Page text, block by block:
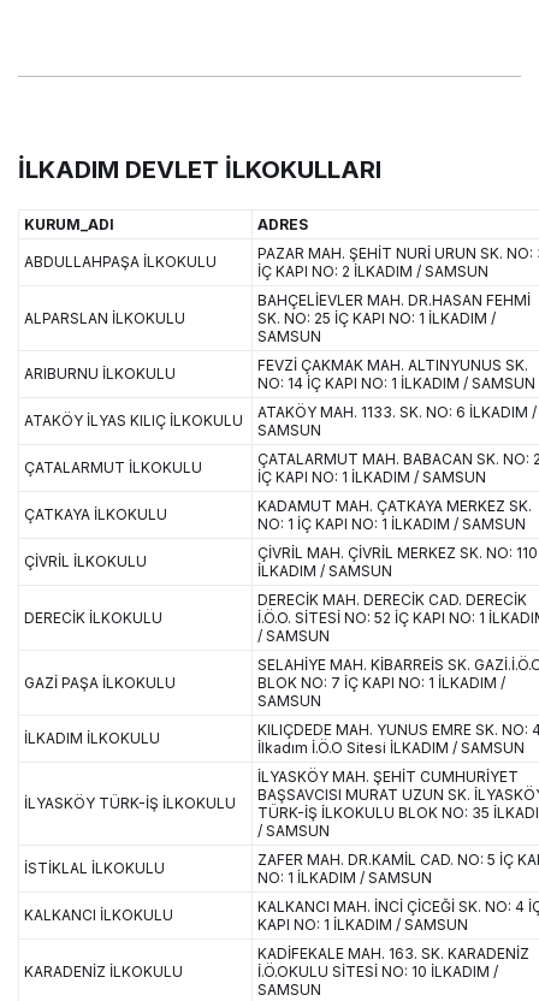
İLKADIM DEVLET İLKOKULLARI
KURUM_ADI ADRES
ABDULLAHPAŞA İLKOKULU
PAZAR MAH. ŞEHİT NURİ URUN SK. NO:
İÇ KAPI NO: 2 İLKADIM / SAMSUN
ALPARSLAN İLKOKULU
BAHÇELİEVLER MAH. DR.HASAN FEHMİ
SK. NO: 25 İÇ KAPI NO: 1 İLKADIM /
SAMSUN
ARIBURNU İLKOKULU
FEVZİ ÇAKMAK MAH. ALTINYUNUS SK.
NO: 14 İÇ KAPI NO: 1 İLKADIM / SAMSUN
ATAKÖY İLYAS KILIÇ İLKOKULU
ATAKÖY MAH. 1133. SK. NO: 6 İLKADIM /
SAMSUN
ÇATALARMUT İLKOKULU
ÇATALARMUT MAH. BABACAN SK. NO:
İÇ KAPI NO: 1 İLKADIM / SAMSUN
ÇATKAYA İLKOKULU
KADAMUT MAH. ÇATKAYA MERKEZ SK.
NO: 1 İÇ KAPI NO: 1 İLKADIM / SAMSUN
ÇİVRİL İLKOKULU
ÇİVRİL MAH. ÇİVRİL MERKEZ SK. NO: 110
İLKADIM / SAMSUN
DERECİK İLKOKULU
DERECİK MAH. DERECİK CAD. DERECİK
İ.Ö.O. SİTESİ NO: 52 İÇ KAPI NO: 1
/ SAMSUN
GAZİ PAŞA İLKOKULU
SELAHİYE MAH. KİBARREİS SK.
BLOK NO: 7 İÇ KAPI NO: 1 İLKADIM /
SAMSUN
İLKADIM İLKOKULU
KILIÇDEDE MAH. YUNUS EMRE SK. NO:
İlkadım İ.Ö.O Sitesi İLKADIM / SAMSUN
İLYASKÖY TÜRK-İŞ İLKOKULU
İLYASKÖY MAH. ŞEHİT CUMHURİYET
BAŞSAVCISI MURAT UZUN SK.
TÜRK-İŞ İLKOKULU BLOK NO: 35
/ SAMSUN
İSTİKLAL İLKOKULU
ZAFER MAH. DR.KAMİL CAD. NO: 5 İÇ
NO: 1 İLKADIM / SAMSUN
KALKANCI İLKOKULU
KALKANCI MAH. İNCİ ÇİCEĞİ SK. NO: 4
KAPI NO: 1 İLKADIM / SAMSUN
KARADENİZ İLKOKULU
KADİFEKALE MAH. 163. SK. KARADENİZ
İ.Ö.OKULU SİTESİ NO: 10 İLKADIM /
SAMSUN